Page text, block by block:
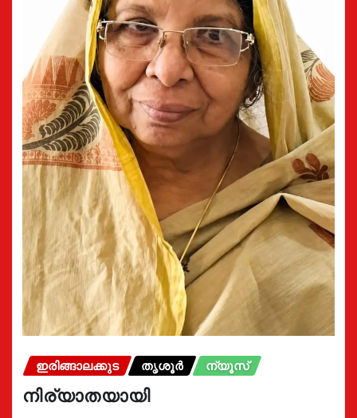
ഇരിങ്ങാലക്കുട തൃശൂർ ന്യൂസ്
നിര്യാതയായി